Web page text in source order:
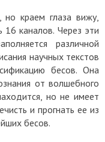
но краем глаза вижу,
16 каналов. Через эти
различной
научных текстов
бесов. Она
от волшебного
но не имеет
и прогнать ее из
бесов.